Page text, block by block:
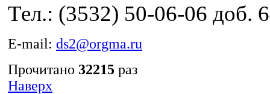
Тел.: (3532) 50-06-06 доб.
E-mail: ds2@orgma.ru
Прочитано 32215 раз
Наверх